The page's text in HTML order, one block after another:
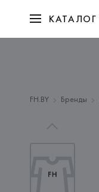
КАТАЛОГ
FH.BY Бренды